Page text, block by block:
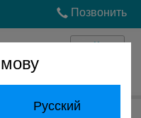
Русский
Позвонить
Войти
824-24-24